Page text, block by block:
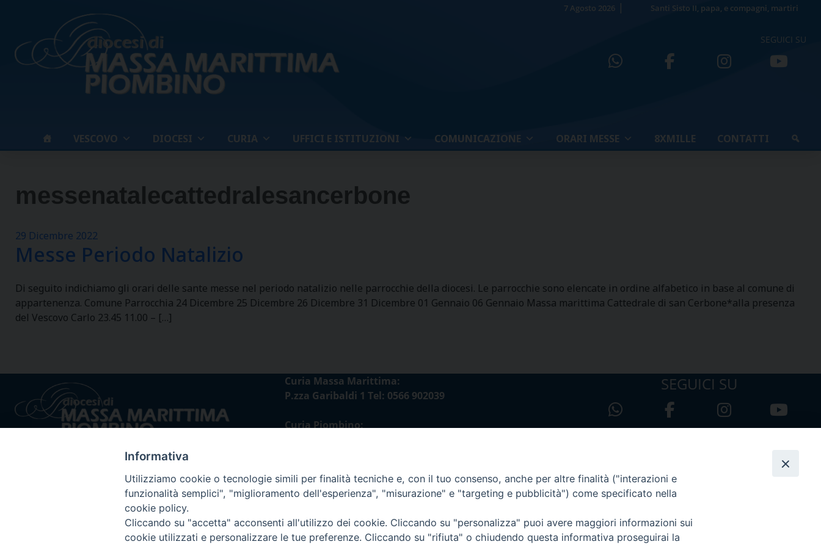
7 Agosto 2026 Santi Sisto II, papa, e compagni, martiri
SEGUICI SU
VESCOVO DIOCESI CURIA UFFICI E ISTITUZIONI COMUNICAZIONE ORARI MESSE 8XMILLE CONTATTI
messenatalecattedralesancerbone
29 Dicembre 2022
Messe Periodo Natalizio
Di seguito indichiamo gli orari delle sante messe nel periodo natalizio nelle parrocchie della diocesi. Le parrocchie sono elencate in ordine alfabetico in base al comune di
appartenenza. Comune Parrocchia 24 Dicembre 25 Dicembre 26 Dicembre 31 Dicembre 01 Gennaio 06 Gennaio Massa marittima Cattedrale di san Cerbone*alla presenza
del Vescovo Carlo 23.45 11.00 – […]
Curia Massa Marittima:
P.zza Garibaldi 1 Tel: 0566 902039
Curia Piombino:
curia@diocesimassamarittima.it
SEGUICI SU
Privacy policy - trasparenza © 2024 Diocesi di Massa Marittima - Piombino
Informativa
Utilizziamo cookie o tecnologie simili per finalità tecniche e, con il tuo consenso, anche per altre finalità ("interazioni e
funzionalità semplici", "miglioramento dell'esperienza", "misurazione" e "targeting e pubblicità") come specificato nella
cookie policy.
Cliccando su "accetta" acconsenti all'utilizzo dei cookie. Cliccando su "personalizza" puoi avere maggiori informazioni sui
cookie utilizzati e personalizzare le tue preferenze. Cliccando su "rifiuta" o chiudendo questa informativa proseguirai la